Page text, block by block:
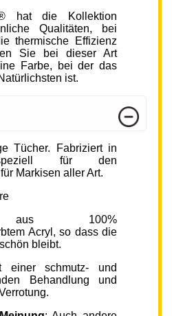
hat die Kollektion
Qualitäten, bei
thermische Effizienz
Sie bei dieser Art
Farbe, bei der das
ist.
Tücher. Fabriziert in
für den
Markisen aller Art.
aus 100%
Acryl, so dass die
bleibt.
einer schmutz- und
Behandlung und